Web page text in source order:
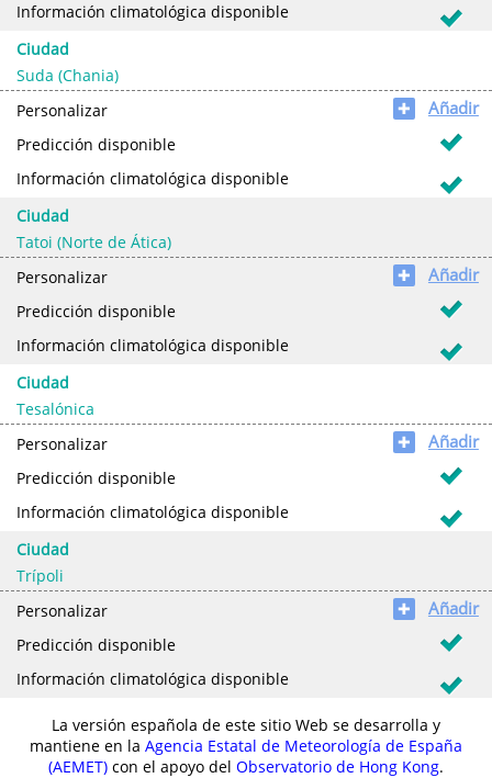
Información climatológica disponible
Ciudad
Suda (Chania)
Personalizar
✚ Añadir
Predicción disponible
Información climatológica disponible
Ciudad
Tatoi (Norte de Ática)
Personalizar
✚ Añadir
Predicción disponible
Información climatológica disponible
Ciudad
Tesalónica
Personalizar
✚ Añadir
Predicción disponible
Información climatológica disponible
Ciudad
Trípoli
Personalizar
✚ Añadir
Predicción disponible
Información climatológica disponible
La versión española de este sitio Web se desarrolla y
mantiene en la Agencia Estatal de Meteorología de España
(AEMET) con el apoyo del Observatorio de Hong Kong.